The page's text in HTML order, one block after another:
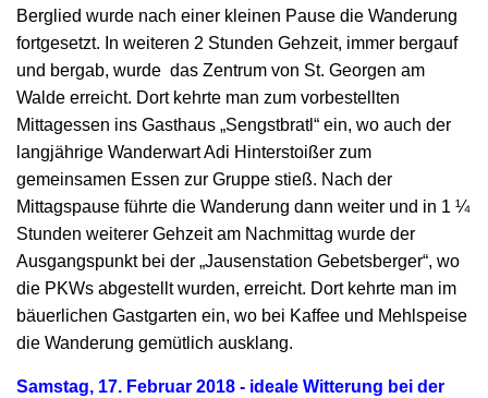
Berglied wurde nach einer kleinen Pause die Wanderung
fortgesetzt. In weiteren 2 Stunden Gehzeit, immer bergauf
und bergab, wurde das Zentrum von St. Georgen am
Walde erreicht. Dort kehrte man zum vorbestellten
Mittagessen ins Gasthaus „Sengstbratl“ ein, wo auch der
langjährige Wanderwart Adi Hinterstoißer zum
gemeinsamen Essen zur Gruppe stieß. Nach der
Mittagspause führte die Wanderung dann weiter und in 1 ¼
Stunden weiterer Gehzeit am Nachmittag wurde der
Ausgangspunkt bei der „Jausenstation Gebetsberger“, wo
die PKWs abgestellt wurden, erreicht. Dort kehrte man im
bäuerlichen Gastgarten ein, wo bei Kaffee und Mehlspeise
die Wanderung gemütlich ausklang.
Samstag, 17. Februar 2018 - ideale Witterung bei der